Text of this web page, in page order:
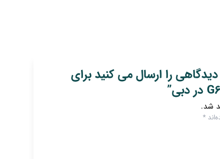
را ارسال می کنید برای
شد.
*